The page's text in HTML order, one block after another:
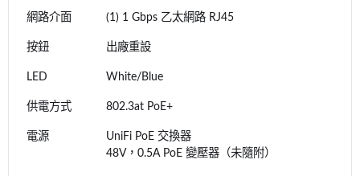
網路介面 (1) 1 Gbps 乙太網路 RJ45
按鈕 出廠重設
LED White/Blue
供電方式 802.3at PoE+
電源
UniFi PoE 交換器
48V，0.5A PoE 變壓器（未隨附）